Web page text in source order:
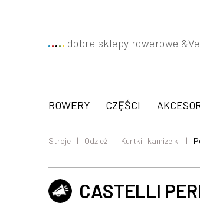
dobre sklepy rowerowe &
ROWERY CZĘŚCI
Stroje Odzież Kurtki i kamizelki
CASTELLI